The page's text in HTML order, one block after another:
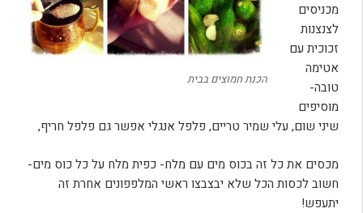
הכנת חמוצים בבית
מכניסים
לצנצנות
זכוכית עם
אטימה
טובה-
מוסיפים
שיני שום, עלי שמיר טריים, פלפל אנגלי אפשר גם פלפל חריף,
מכסים את כל זה בכוס מים עם מלח- כפית מלח על כל כוס מים-
חשוב לכסות הכל שלא יבצבצו ראשי המלפפונים אחרת זה
יתעפש!